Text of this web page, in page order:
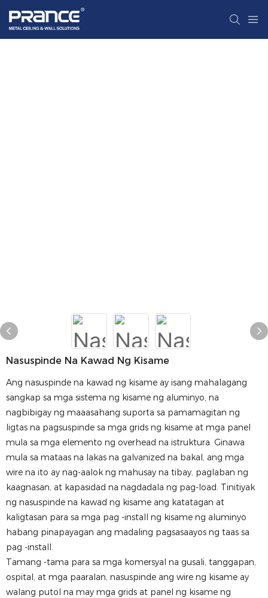
Nasuspinde Na Kawad Ng Kisame
Ang nasuspinde na kawad ng kisame ay isang mahalagang
sangkap sa mga sistema ng kisame ng aluminyo, na
nagbibigay ng maaasahang suporta sa pamamagitan ng
ligtas na pagsuspinde sa mga grids ng kisame at mga panel
mula sa mga elemento ng overhead na istruktura. Ginawa
mula sa mataas na lakas na galvanized na bakal, ang mga
wire na ito ay nag-aalok ng mahusay na tibay, paglaban ng
kaagnasan, at kapasidad na nagdadala ng pag-load. Tinitiyak
ng nasuspinde na kawad ng kisame ang katatagan at
kaligtasan para sa mga pag -install ng kisame ng aluminyo
habang pinapayagan ang madaling pagsasaayos ng taas sa
pag -install.
Tamang -tama para sa mga komersyal na gusali, tanggapan,
ospital, at mga paaralan, nasuspinde ang wire ng kisame ay
walang putol na may mga grids at panel ng kisame ng